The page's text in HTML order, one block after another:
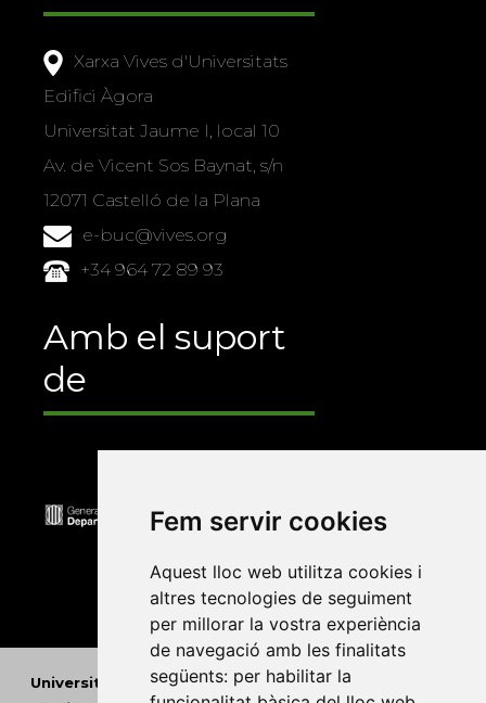
Fem servir cookies
Aquest lloc web utilitza cookies i
altres tecnologies de seguiment
per millorar la vostra experiència
de navegació amb les finalitats
següents: per habilitar la
Xarxa Vives d'Universitats
Edifici Àgora
Universitat Jaume I, local 10
Av. de Vicent Sos Baynat, s/n
12071 Castelló de la Plana
e-buc@vives.org
+34 964 72 89 93
Amb el suport
de
Universitat Abat Oliba CEU•Universitat d'Alacant